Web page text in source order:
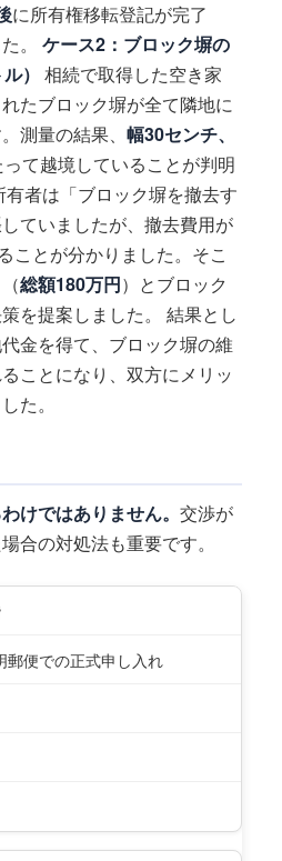
に所有権移転登記が完了
。 ケース2：ブロック塀の
） 相続で取得した空き家
たブロック塀が全て隣地に
測量の結果、 幅30センチ、
て越境していることが判明
者は「ブロック塀を撤去す
ていましたが、撤去費用が
ことが分かりました。そこ
総額180万円）とブロック
を提案しました。 結果とし
金を得て、ブロック塀の維
ことになり、双方にメリッ
た。
けではありません。 交渉が
合の対処法も重要です。
郵便での正式申し入れ